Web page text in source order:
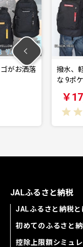
お洒落
撥水、軽
な 9ポケ
￥
JALふるさと納税
JALふるさと納税と
初めてのふるさと
控除上限額シミュ